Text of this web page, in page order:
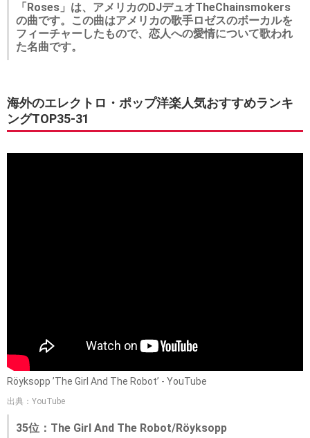
「Roses」は、アメリカのDJデュオTheChainsmokers
の曲です。この曲はアメリカの歌手ロゼスのボーカルを
フィーチャーしたもので、恋人への愛情について歌われ
た名曲です。
海外のエレクトロ・ポップ洋楽人気おすすめランキ
ングTOP35-31
Röyksopp ’The Girl And The Robot’ - YouTube
出典：YouTube
35位：The Girl And The Robot/Röyksopp